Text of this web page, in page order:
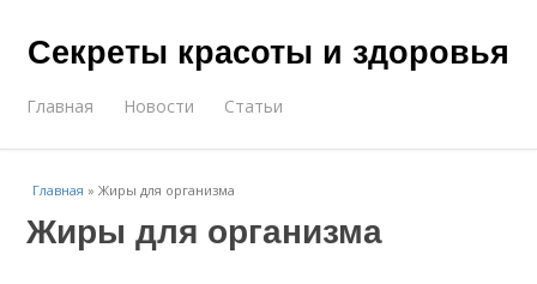
Секреты красоты и здоровья
Главная Новости Статьи
Главная »Жиры для организма
Жиры для организма